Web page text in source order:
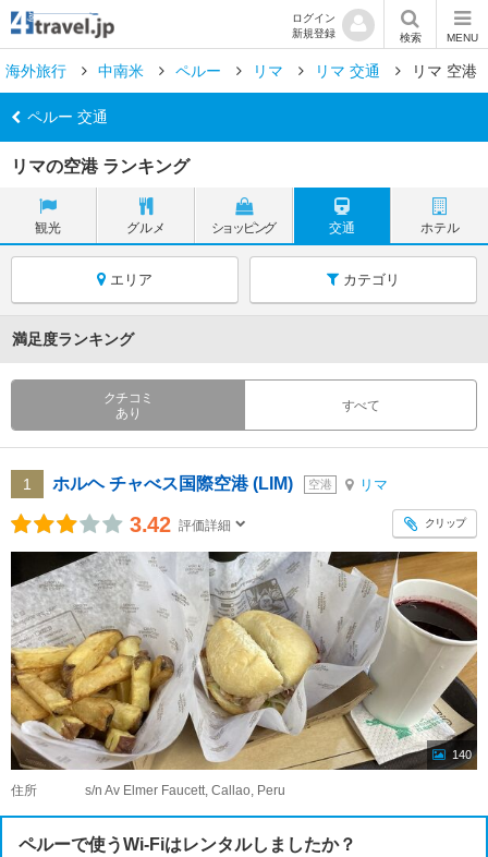
ログイン
新規登録
検索 MENU
海外旅行 中南米 ペルー リマ リマ 交通 リマ 空港
ペルー 交通
リマの空港 ランキング
観光 グルメ ショッピング 交通 ホテル
エリア カテゴリ
満足度ランキング
クチコミ
あり
すべて
1 ホルヘ チャべス国際空港 (LIM) 空港 リマ
3.42 評価詳細 クリップ
140
住所 s/n Av Elmer Faucett, Callao, Peru
ペルーで使うWi-Fiはレンタルしましたか？